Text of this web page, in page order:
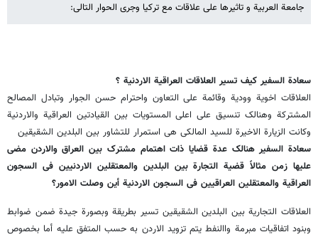
جامعة العربیة و تاثیرها علی علاقات مع ترکیا وجرى الحوار التالی:
سعادة السفیر کیف تسیر العلاقات العراقیة الاردنیة ؟
العلاقات اخویة وودیة وقائمة على التعاون واحترام حسن الجوار وتبادل المصالح
المشترکة وهنالک تنسیق على اعلى المستویات بین القیادتین العراقیة والاردنیة
وکانت الزیارة الاخیرة للسید المالکی هی استمرار للتشاور بین البلدین الشقیقین
سعادة السفیر هنالک عدة قضایا ذات اهتمام مشترک بین العراق والاردن مضى
علیها زمن مثالاً قضیة التجارة بین البلدین والمعتقلین الاردنیین فی السجون
العراقیة والمعتقلین العراقیین فی السجون الاردنیة أین وصلت الامور؟
العلاقات التجاریة بین البلدین الشقیقین تسیر بطریقة وبصورة جیدة ضمن ضوابط
وبنود اتفاقیات مبرمة واالنفط یتم تزوید الاردن به حسب المتفق علیه أما بخصوص